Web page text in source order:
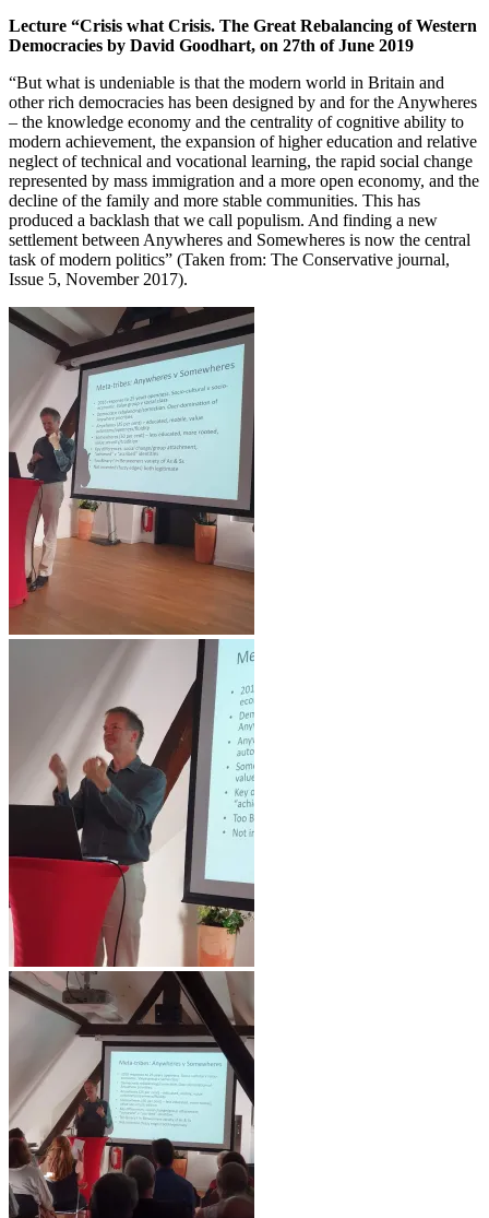
Lecture “Crisis what Crisis. The Great Rebalancing of Western
Democracies by David Goodhart, on 27th of June 2019
“But what is undeniable is that the modern world in Britain and
other rich democracies has been designed by and for the Anywheres
– the knowledge economy and the centrality of cognitive ability to
modern achievement, the expansion of higher education and relative
neglect of technical and vocational learning, the rapid social change
represented by mass immigration and a more open economy, and the
decline of the family and more stable communities. This has
produced a backlash that we call populism. And finding a new
settlement between Anywheres and Somewheres is now the central
task of modern politics” (Taken from: The Conservative journal,
Issue 5, November 2017).